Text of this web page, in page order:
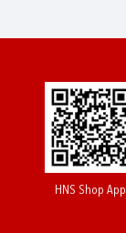
HNS Shop App